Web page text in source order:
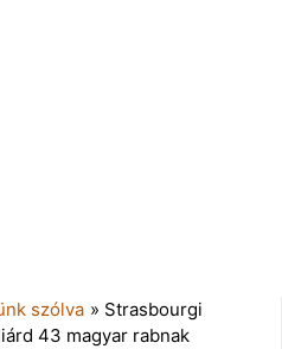
szólva » Strasbourgi
43 magyar rabnak